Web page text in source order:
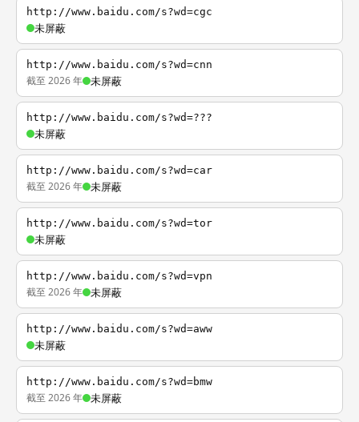
http://www.baidu.com/s?wd=cgc
未屏蔽
http://www.baidu.com/s?wd=cnn
截至 2026 年 未屏蔽
http://www.baidu.com/s?wd=???
未屏蔽
http://www.baidu.com/s?wd=car
截至 2026 年 未屏蔽
http://www.baidu.com/s?wd=tor
未屏蔽
http://www.baidu.com/s?wd=vpn
截至 2026 年 未屏蔽
http://www.baidu.com/s?wd=aww
未屏蔽
http://www.baidu.com/s?wd=bmw
截至 2026 年 未屏蔽